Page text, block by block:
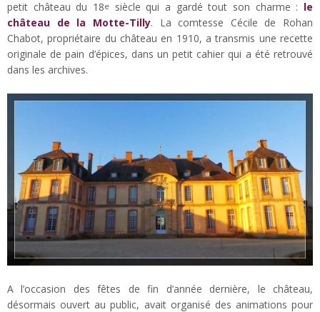
petit château du 18e siècle qui a gardé tout son charme : le
château de la Motte-Tilly. La comtesse Cécile de Rohan
Chabot, propriétaire du château en 1910, a transmis une recette
originale de pain d’épices, dans un petit cahier qui a été retrouvé
dans les archives.
A l’occasion des fêtes de fin d’année dernière, le château,
désormais ouvert au public, avait organisé des animations pour